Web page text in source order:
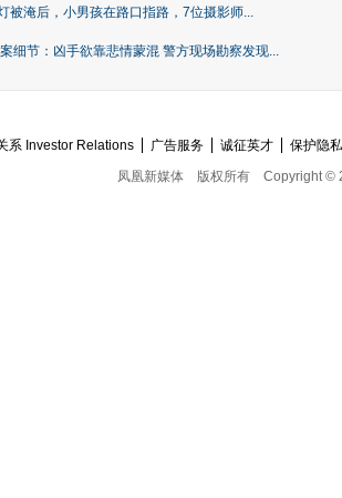
被淹后，小男孩在路口指路，7位摄影师...
细节：凶手欲靠悲情蒙混 警方现场勘察发现...
系 Investor Relations 广告服务 诚征英才
保护隐
凤凰新媒体
版权所有 Copyright ©